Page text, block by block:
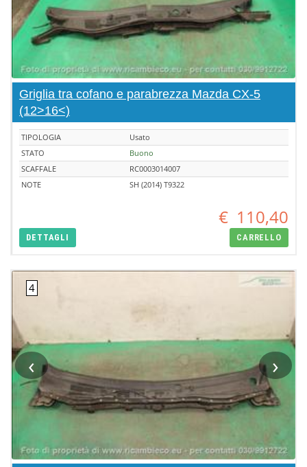
Griglia tra cofano e parabrezza Mazda CX-5
(12>16<)
TIPOLOGIA
Usato
STATO
Buono
SCAFFALE
RC0003014007
NOTE
SH (2014) T9322
€ 110,40
DETTAGLI CARRELLO
‹ ›